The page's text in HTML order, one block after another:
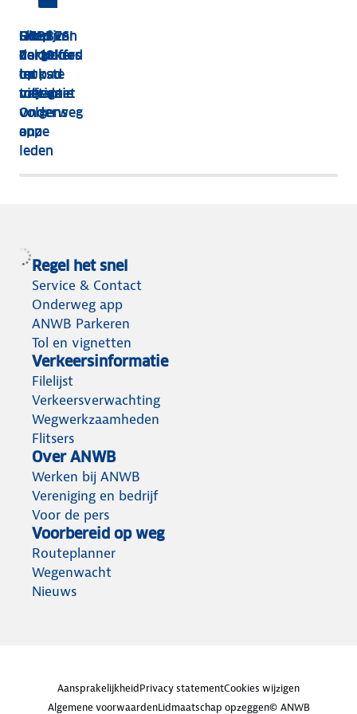
HEBBES!
Zorgeloos
op pad
met de
Onderweg
app
Shop van
dakkoffer
tot
tolvignet
Dit zijn
de 13
leukste
uitjes
volgens
onze
leden
Goed
verzekerd
op
vakantie
Regel het snel
Service & Contact
Onderweg app
ANWB Parkeren
Tol en vignetten
Verkeersinformatie
Filelijst
Verkeersverwachting
Wegwerkzaamheden
Flitsers
Over ANWB
Werken bij ANWB
Vereniging en bedrijf
Voor de pers
Voorbereid op weg
Routeplanner
Wegenwacht
Nieuws
AansprakelijkheidPrivacy statementCookies wijzigen
Algemene voorwaardenLidmaatschap opzeggen© ANWB